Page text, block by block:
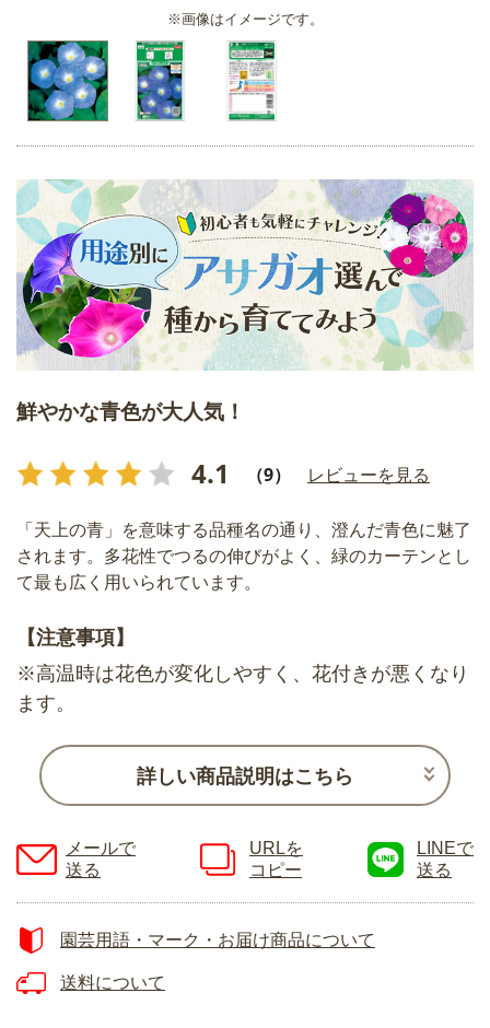
※画像はイメージです。
鮮やかな青色が大人気！
4.1 （9） レビューを見る
「天上の青」を意味する品種名の通り、澄んだ青色に魅了
されます。多花性でつるの伸びがよく、緑のカーテンとし
て最も広く用いられています。
【注意事項】
※高温時は花色が変化しやすく、花付きが悪くなり
ます。
詳しい商品説明はこちら
メールで
送る
URLを
コピー
LINEで
送る
園芸用語・マーク・お届け商品について
送料について